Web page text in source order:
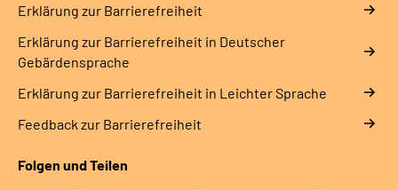
Erklärung zur Barrierefreiheit
Erklärung zur Barrierefreiheit in Deutscher
Gebärdensprache
Erklärung zur Barrierefreiheit in Leichter Sprache
Feedback zur Barrierefreiheit
Folgen und Teilen